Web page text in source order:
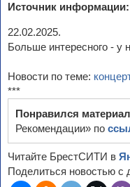
Источник информации:
22.02.2025.
Больше интересного - у
Новости по теме:
***
Понравился
Рекомендации» по
Читайте БрестСИТИ в
Поделиться новостью с